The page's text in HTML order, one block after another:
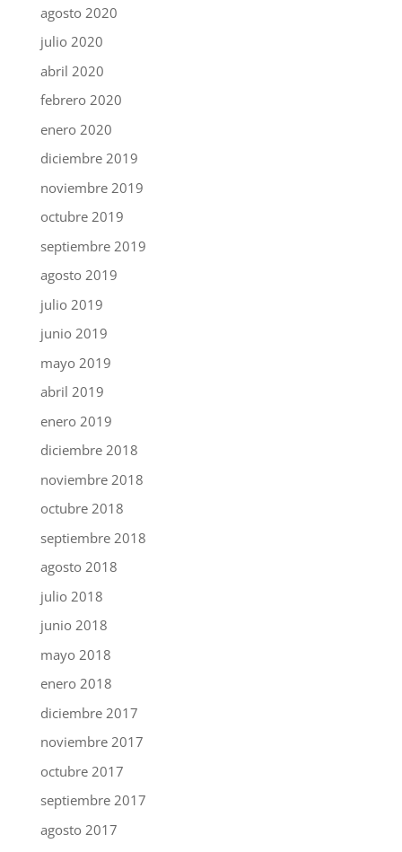
agosto 2020
julio 2020
abril 2020
febrero 2020
enero 2020
diciembre 2019
noviembre 2019
octubre 2019
septiembre 2019
agosto 2019
julio 2019
junio 2019
mayo 2019
abril 2019
enero 2019
diciembre 2018
noviembre 2018
octubre 2018
septiembre 2018
agosto 2018
julio 2018
junio 2018
mayo 2018
enero 2018
diciembre 2017
noviembre 2017
octubre 2017
septiembre 2017
agosto 2017